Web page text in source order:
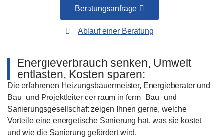
Beratungsanfrage
Ablauf einer Beratung
Energieverbrauch senken, Umwelt
entlasten, Kosten sparen:
Die erfahrenen Heizungsbauermeister, Energieberater und
Bau- und Projektleiter der raum in form- Bau- und
Sanierungsgesellschaft zeigen Ihnen gerne, welche
Vorteile eine energetische Sanierung hat, was sie kostet
und wie die Sanierung gefördert wird.